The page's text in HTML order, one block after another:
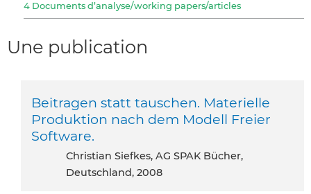
4 Documents d’analyse/working papers/articles
Une publication
Beitragen statt tauschen. Materielle
Produktion nach dem Modell Freier
Software.
Christian Siefkes, AG SPAK Bücher,
Deutschland, 2008